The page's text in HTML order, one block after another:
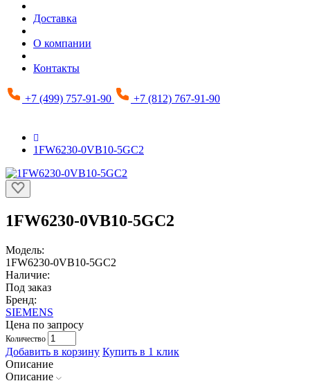
Доставка
О компании
Контакты
+7 (499) 757-91-90 +7 (812) 767-91-90
1FW6230-0VB10-5GC2
1FW6230-0VB10-5GC2
Модель:
1FW6230-0VB10-5GC2
Наличие:
Под заказ
Бренд:
SIEMENS
Цена по запросу
Количество
Добавить в корзину Купить в 1 клик
Описание
Описание